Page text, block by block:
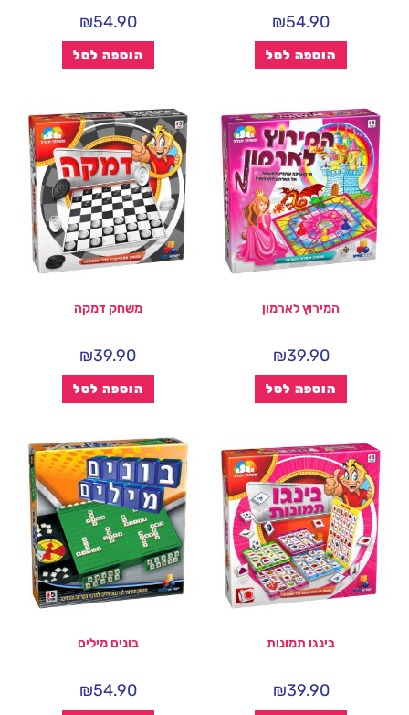
₪54.90
הוספה לסל
₪54.90
הוספה לסל
המירוץ לארמון
₪39.90
הוספה לסל
משחק דמקה
₪39.90
הוספה לסל
בינגו תמונות
₪39.90
בונים מילים
₪54.90